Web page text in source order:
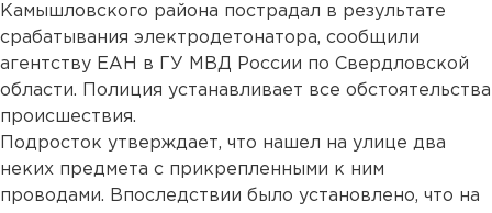
Камышловского района пострадал в результате
срабатывания электродетонатора, сообщили
агентству ЕАН в ГУ МВД России по Свердловской
области. Полиция устанавливает все обстоятельства
происшествия.
Подросток утверждает, что нашел на улице два
неких предмета с прикрепленными к ним
проводами. Впоследствии было установлено, что на